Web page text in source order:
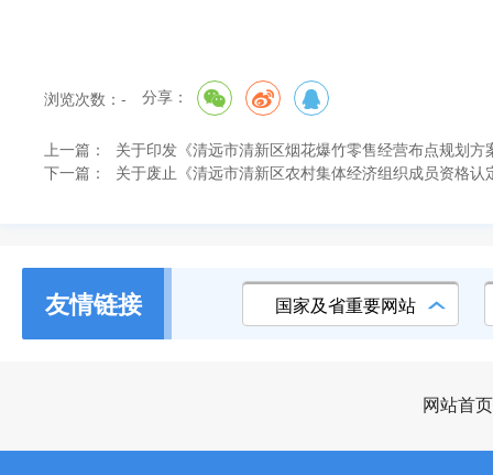
浏览次数： - 分享：
上一篇：
关于印发《清远市清新区烟花爆竹零售经营布点规划方
下一篇：
关于废止《清远市清新区农村集体经济组织成员资格认
友情链接 国家及省重要网站
网站首页